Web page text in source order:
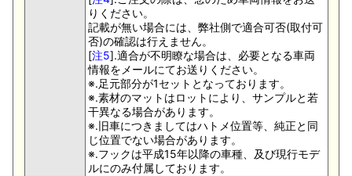
りください。
記載が無い場合には、弊社側で適合可否(取付可
否)の確認は行えません。
[注5].適合が不明瞭な場合は、必要となる車両
情報をメールにてお送りください。
※.足元部分が1セットとなっております。
※.素材のマットはロットにより、サンプルと若
干異なる場合があります。
※.旧車につきましてはハトメ位置等、純正と同
じ位置でない場合があります。
※.フックは平成15年以降の車種、及び現行モデ
ルにのみ付属しております。